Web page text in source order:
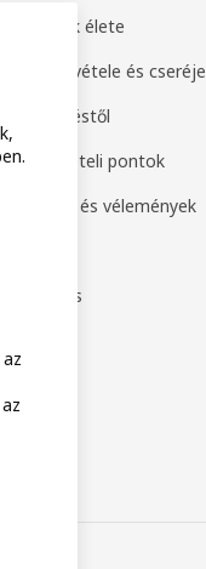
második élete
visszavétele és cseréje
szerződéstől
és átvételi pontok
és vélemények
Business